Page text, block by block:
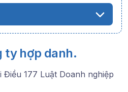
ty hợp danh.
Điều 177 Luật Doanh nghiệp